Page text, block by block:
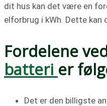
dit hus kan det være en
elforbrug i kWh. Dette kan
Fordelene
batteri er
Det er den billigste